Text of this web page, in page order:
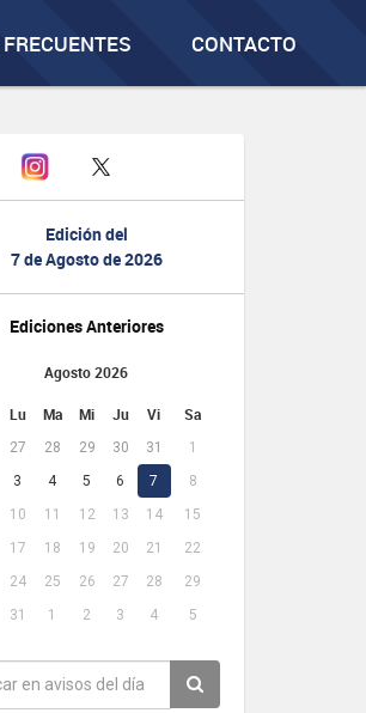
CONTACTO
Edición del
7 de Agosto de 2026
Ediciones Anteriores
Agosto 2026
Lu Ma Mi Ju Vi Sa
27 28 29 30 31
1
3 4 5 6 7
8
10 11 12 13 14
15
17 18 19 20 21
22
24 25 26 27 28
29
31 1 2 3 4 5